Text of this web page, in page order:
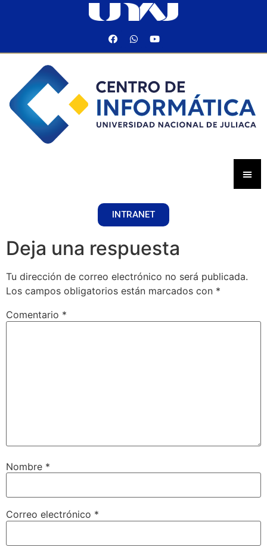
INTRANET
Deja una respuesta
Tu dirección de correo electrónico no será publicada.
Los campos obligatorios están marcados con *
Comentario *
Nombre *
Correo electrónico *